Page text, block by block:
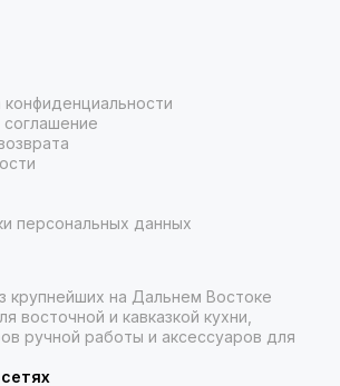
персональных данных
крупнейших на Дальнем Востоке
восточной и кавказкой кухни,
ручной работы и аксессуаров для